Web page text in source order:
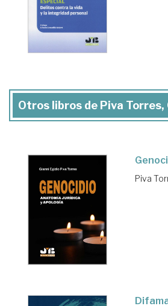
Otros libros de Piva Torres,
Piva